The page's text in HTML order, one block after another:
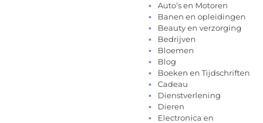
Auto’s en Motoren
Banen en opleidingen
Beauty en verzorging
Bedrijven
Bloemen
Blog
Boeken en Tijdschriften
Cadeau
Dienstverlening
Dieren
Electronica en